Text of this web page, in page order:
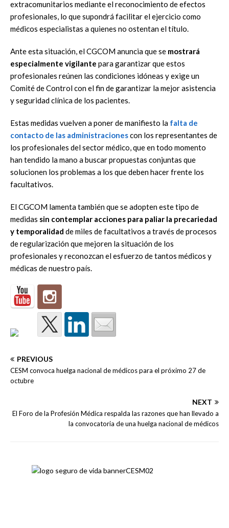
extracomunitarios mediante el reconocimiento de efectos
profesionales, lo que supondrá facilitar el ejercicio como
médicos especialistas a quienes no ostentan el título.
Ante esta situación, el CGCOM anuncia que se mostrará
especialmente vigilante para garantizar que estos
profesionales reúnen las condiciones idóneas y exige un
Comité de Control con el fin de garantizar la mejor asistencia
y seguridad clínica de los pacientes.
Estas medidas vuelven a poner de manifiesto la falta de
contacto de las administracionescon los representantes de
los profesionales del sector médico, que en todo momento
han tendido la mano a buscar propuestas conjuntas que
solucionen los problemas a los que deben hacer frente los
facultativos.
El CGCOM lamenta también que se adopten este tipo de
medidas sin contemplar acciones para paliar la precariedad
y temporalidad de miles de facultativos a través de procesos
de regularización que mejoren la situación de los
profesionales y reconozcan el esfuerzo de tantos médicos y
médicas de nuestro país.
PREVIOUS
CESM convoca huelga nacional de médicos para el próximo 27 de
octubre
NEXT
El Foro de la Profesión Médica respalda las razones que han llevado a
la convocatoria de una huelga nacional de médicos